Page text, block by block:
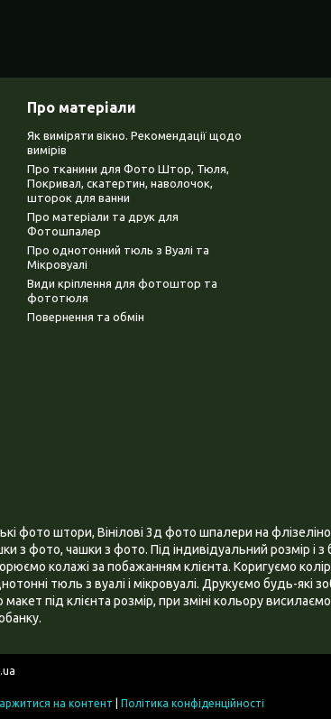
Про матеріали
Як виміряти вікно. Рекомендації щодо
вимірів
Про тканини для Фото Штор, Тюля,
Покривал, скатертин, наволочок,
шторок для ванни
Про матеріали та друк для
Фотошпалер
Про однотонний тюль з Вуалі та
Мікровуалі
Види кріплення для фотоштор та
фототюля
Повернення та обмін
штори, Вінілові 3д фото шпалери на
фото, чашки з фото. Під індивідуальний розмір і з
колажі за побажанням клієнта. Коригуємо
тюль з вуалі і мікровуалі. Друкуємо будь-які
під клієнта розмір, при зміні кольору
на контент Політика конфіденційності